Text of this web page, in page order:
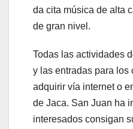
da cita música de alta
de gran nivel.
Todas las actividades
y las entradas para los
adquirir vía internet o
de Jaca. San Juan ha
interesados consigan